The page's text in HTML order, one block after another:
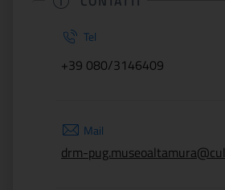
Tel
+39 080/3146409
Mail
drm-